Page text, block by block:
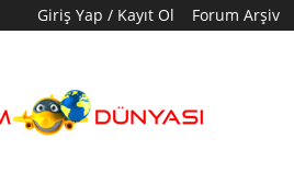
Giriş Yap / Kayıt Ol Forum Arşiv
Dünyası